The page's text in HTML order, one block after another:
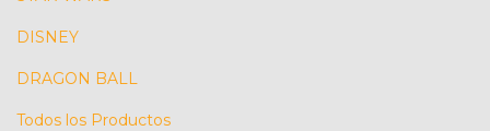
DISNEY
DRAGON BALL
Todos los Productos